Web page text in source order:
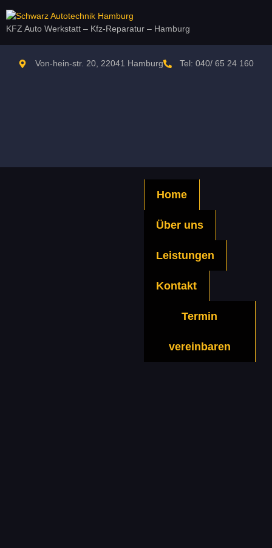
KFZ Auto Werkstatt – Kfz-Reparatur – Hamburg
Von-hein-str. 20, 22041 Hamburg Tel: 040/ 65 24 160
Home
Über uns
Leistungen
Kontakt
Termin
vereinbaren